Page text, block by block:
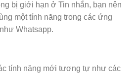
bị giới hạn ở Tin nhắn, bạn nên
một tính năng trong các ứng
Whatsapp.
tính năng mới tương tự như các